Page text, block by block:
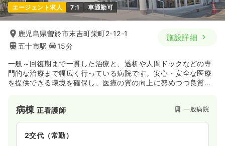
エージェント求人 7:1 車通勤可
鹿児島県曽於市末吉町栄町2-12-1
五十市駅
15分
施設詳細
一般～回復期まで一貫した治療と、透析や人間ドックなどの専
門的な治療まで幅広く行っている病院です。安心・安全な医療
を提供できる環境を確保し、医療の質の向上に努めつつ良質な
病棟正看護師 一般病院
2交代（常勤）